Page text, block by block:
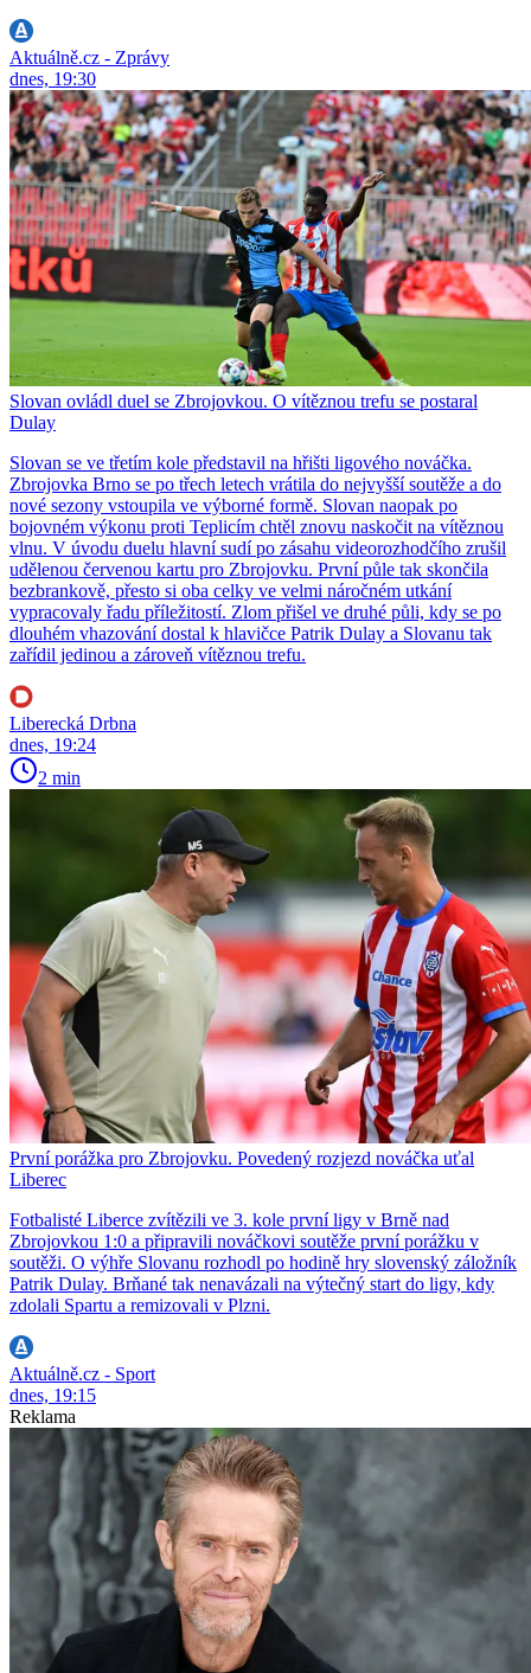
Aktuálně.cz - Zprávy
dnes, 19:30
Slovan ovládl duel se Zbrojovkou. O vítěznou trefu se postaral
Dulay
Slovan se ve třetím kole představil na hřišti ligového nováčka.
Zbrojovka Brno se po třech letech vrátila do nejvyšší soutěže a do
nové sezony vstoupila ve výborné formě. Slovan naopak po
bojovném výkonu proti Teplicím chtěl znovu naskočit na vítěznou
vlnu. V úvodu duelu hlavní sudí po zásahu videorozhodčího zrušil
udělenou červenou kartu pro Zbrojovku. První půle tak skončila
bezbrankově, přesto si oba celky ve velmi náročném utkání
vypracovaly řadu příležitostí. Zlom přišel ve druhé půli, kdy se po
dlouhém vhazování dostal k hlavičce Patrik Dulay a Slovanu tak
zařídil jedinou a zároveň vítěznou trefu.
Liberecká Drbna
dnes, 19:24
2 min
První porážka pro Zbrojovku. Povedený rozjezd nováčka uťal
Liberec
Fotbalisté Liberce zvítězili ve 3. kole první ligy v Brně nad
Zbrojovkou 1:0 a připravili nováčkovi soutěže první porážku v
soutěži. O výhře Slovanu rozhodl po hodině hry slovenský záložník
Patrik Dulay. Brňané tak nenavázali na výtečný start do ligy, kdy
zdolali Spartu a remizovali v Plzni.
Aktuálně.cz - Sport
dnes, 19:15
Reklama